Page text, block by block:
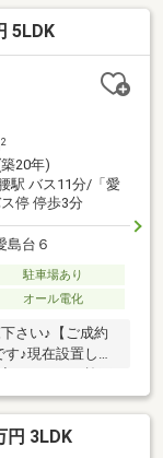
3.9帖のWICを備
た住環境で穏
年6月）トイレ便
ことならワール
０－７０１－６
5LDK
2
20年)
駅 バス11分/「愛
停 停歩3分
島台６
駐車場あり
オール電化
さい♪【ご成約
♪現在設置して
豊富な５
器入替◆メータ
玄関ホール広々
円 3LDK